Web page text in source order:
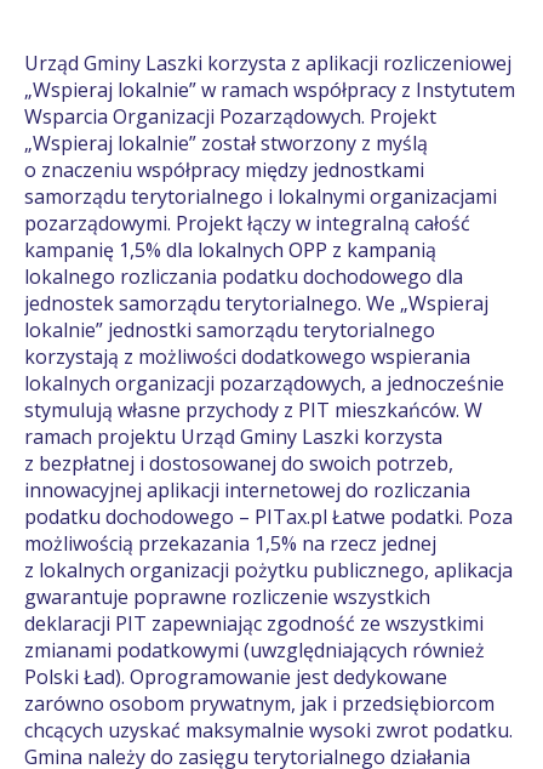
Urząd Gminy Laszki korzysta z aplikacji rozliczeniowej
„Wspieraj lokalnie” w ramach współpracy z Instytutem
Wsparcia Organizacji Pozarządowych. Projekt
„Wspieraj lokalnie” został stworzony z myślą
o znaczeniu współpracy między jednostkami
samorządu terytorialnego i lokalnymi organizacjami
pozarządowymi. Projekt łączy w integralną całość
kampanię 1,5% dla lokalnych OPP z kampanią
lokalnego rozliczania podatku dochodowego dla
jednostek samorządu terytorialnego. We „Wspieraj
lokalnie” jednostki samorządu terytorialnego
korzystają z możliwości dodatkowego wspierania
lokalnych organizacji pozarządowych, a jednocześnie
stymulują własne przychody z PIT mieszkańców. W
ramach projektu Urząd Gminy Laszki korzysta
z bezpłatnej i dostosowanej do swoich potrzeb,
innowacyjnej aplikacji internetowej do rozliczania
podatku dochodowego – PITax.pl Łatwe podatki. Poza
możliwością przekazania 1,5% na rzecz jednej
z lokalnych organizacji pożytku publicznego, aplikacja
gwarantuje poprawne rozliczenie wszystkich
deklaracji PIT zapewniając zgodność ze wszystkimi
zmianami podatkowymi (uwzględniających również
Polski Ład). Oprogramowanie jest dedykowane
zarówno osobom prywatnym, jak i przedsiębiorcom
chcących uzyskać maksymalnie wysoki zwrot podatku.
Gmina należy do zasięgu terytorialnego działania